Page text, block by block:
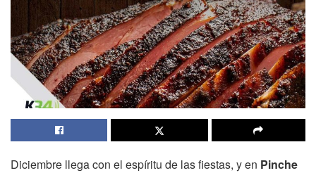
Diciembre llega con el espíritu de las fiestas, y en Pinche